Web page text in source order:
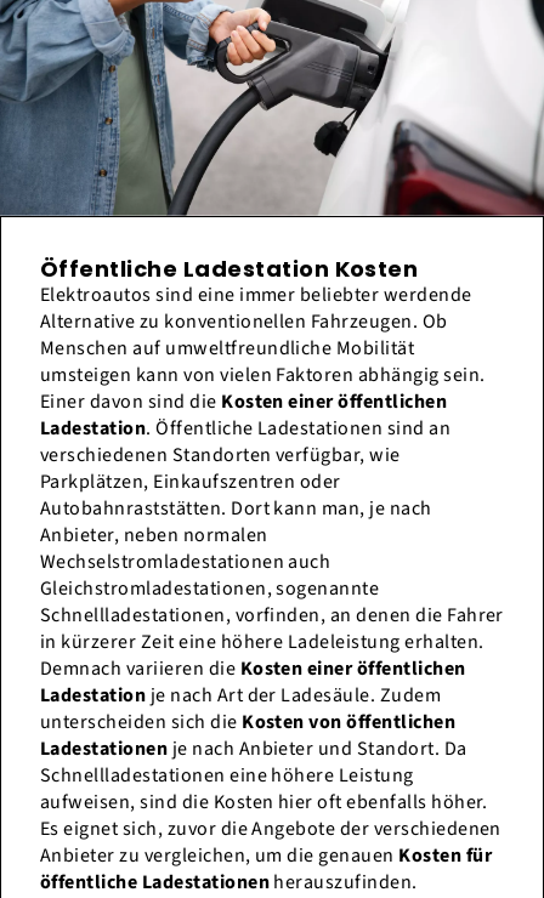
Öffentliche Ladestation Kosten
Elektroautos sind eine immer beliebter werdende
Alternative zu konventionellen Fahrzeugen. Ob
Menschen auf umweltfreundliche Mobilität
umsteigen kann von vielen Faktoren abhängig sein.
Einer davon sind die Kosten einer öffentlichen
Ladestation. Öffentliche Ladestationen sind an
verschiedenen Standorten verfügbar, wie
Parkplätzen, Einkaufszentren oder
Autobahnraststätten. Dort kann man, je nach
Anbieter, neben normalen
Wechselstromladestationen auch
Gleichstromladestationen, sogenannte
Schnellladestationen, vorfinden, an denen die Fahrer
in kürzerer Zeit eine höhere Ladeleistung erhalten.
Demnach variieren die Kosten einer öffentlichen
Ladestation je nach Art der Ladesäule. Zudem
unterscheiden sich die Kosten von öffentlichen
Ladestationen je nach Anbieter und Standort. Da
Schnellladestationen eine höhere Leistung
aufweisen, sind die Kosten hier oft ebenfalls höher.
Es eignet sich, zuvor die Angebote der verschiedenen
Anbieter zu vergleichen, um die genauen Kosten für
öffentliche Ladestationenherauszufinden.